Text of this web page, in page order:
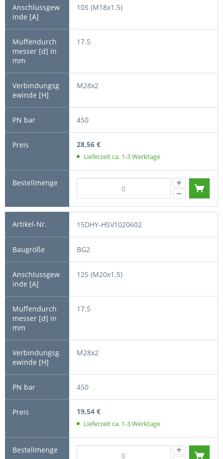
10S (M18x1.5)
17.5
M28x2
450
28,56 €
Lieferzeit ca. 1-3 Werktage
15DHY-HSV1020602
BG2
12S (M20x1.5)
17.5
M28x2
450
19,54 €
Lieferzeit ca. 1-3 Werktage